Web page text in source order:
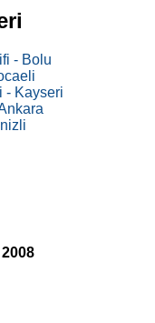
- Bolu
- Kayseri